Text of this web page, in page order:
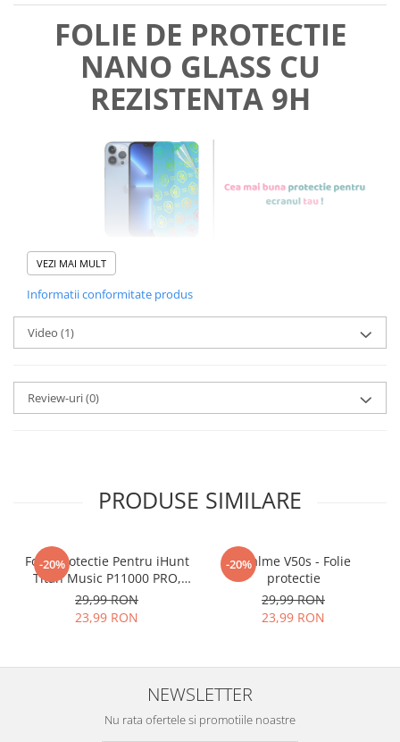
FOLIE DE PROTECTIE
NANO GLASS CU
REZISTENTA 9H
Foliile noastre sunt
tu.
Materialul folosit in
esteNano Glass flexibil.
AcestagaranteazacaNU SE
SPARGE in mii de cioburi
ascutite si periculoase.
zgarieturi si spargere, ci si
INTARESTE ecranul!
Folia avand rezistenta 9H la
VEZI MAI MULT
Informatii conformitate produs
Video (1)
Review-uri(0)
PRODUSE SIMILARE
-20%
Folie Protectie Pentru iHunt
Titan Music P11000 PRO,
VDOO
29,99 RON
23,99 RON
-20%
Realme V50s - Folie
protectie
29,99 RON
23,99 RON
NEWSLETTER
Nu rata ofertele si promotiile noastre